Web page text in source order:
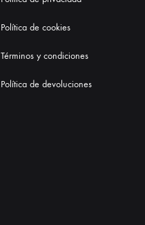
Política de cookies
Términos y condiciones
Política de devoluciones